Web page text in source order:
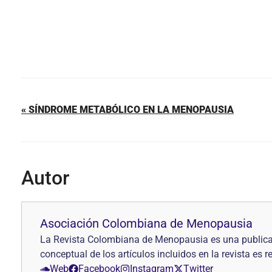
« SÍNDROME METABÓLICO EN LA MENOPAUSIA
Autor
Asociación Colombiana de Menopausia
La Revista Colombiana de Menopausia es una
conceptual de los artículos incluidos en la revista es
Web
Facebook Instagram Twitter